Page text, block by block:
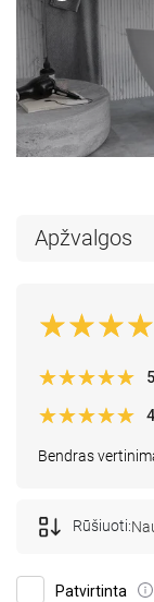
Apžvalgos
Bendras
Patvirtinta
Rūšiuoti: